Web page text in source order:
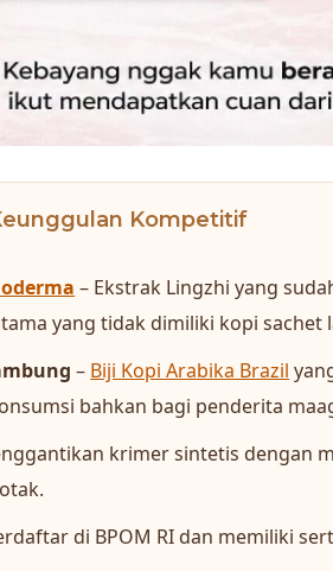
Kompetitif
– Ekstrak Lingzhi yang
yang tidak dimiliki kopi sachet
– Biji Kopi Arabika Brazil
bahkan bagi penderita
krimer sintetis dengan
di BPOM RI dan memiliki